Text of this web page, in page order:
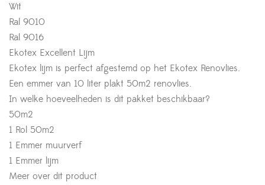
Wit
Ral 9010
Ral 9016
Ekotex Excellent Lijm
Ekotex lijm is perfect afgestemd op het Ekotex Renovlies.
Een emmer van 10 liter plakt 50m2 renovlies.
In welke hoeveelheden is dit pakket beschikbaar?
50m2
1 Rol 50m2
1 Emmer muurverf
1 Emmer lijm
Meer over dit product